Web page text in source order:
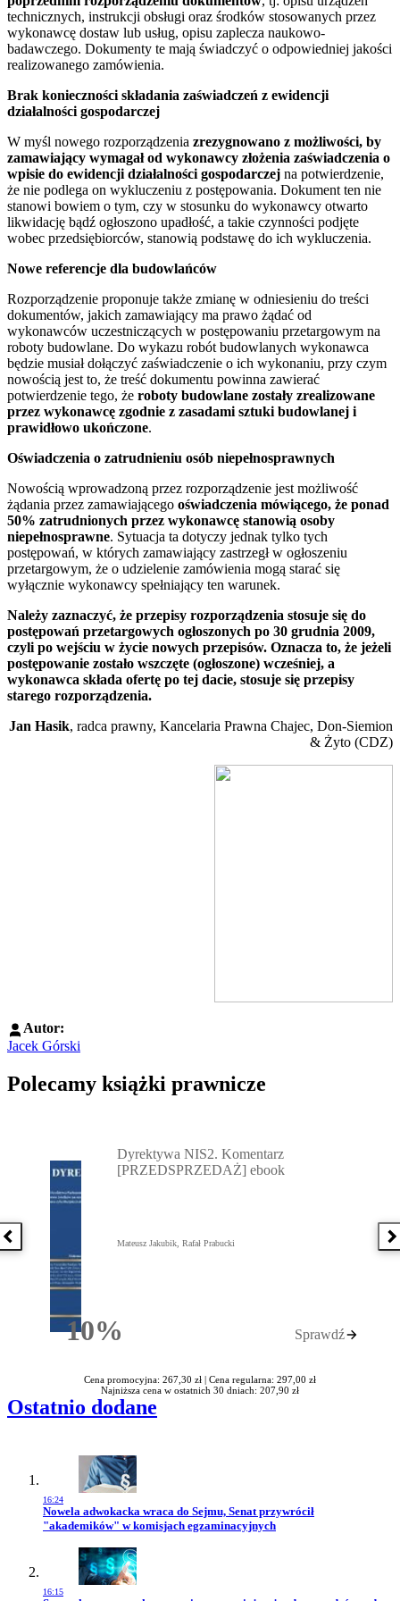
technicznych, instrukcji obsługi oraz środków stosowanych przez
wykonawcę dostaw lub usług, opisu zaplecza naukowo-
badawczego. Dokumenty te mają świadczyć o odpowiedniej jakości
realizowanego zamówienia.
Brak konieczności składania zaświadczeń z ewidencji
działalności gospodarczej
W myśl nowego rozporządzenia zrezygnowano z możliwości, by
zamawiający wymagał od wykonawcy złożenia zaświadczenia o
wpisie do ewidencji działalności gospodarczej na potwierdzenie,
że nie podlega on wykluczeniu z postępowania. Dokument ten nie
stanowi bowiem o tym, czy w stosunku do wykonawcy otwarto
likwidację bądź ogłoszono upadłość, a takie czynności podjęte
wobec przedsiębiorców, stanowią podstawę do ich wykluczenia.
Nowe referencje dla budowlańców
Rozporządzenie proponuje także zmianę w odniesieniu do treści
dokumentów, jakich zamawiający ma prawo żądać od
wykonawców uczestniczących w postępowaniu przetargowym na
roboty budowlane. Do wykazu robót budowlanych wykonawca
będzie musiał dołączyć zaświadczenie o ich wykonaniu, przy czym
nowością jest to, że treść dokumentu powinna zawierać
potwierdzenie tego, że roboty budowlane zostały zrealizowane
przez wykonawcę zgodnie z zasadami sztuki budowlanej i
prawidłowo ukończone.
Oświadczenia o zatrudnieniu osób niepełnosprawnych
Nowością wprowadzoną przez rozporządzenie jest możliwość
żądania przez zamawiającego oświadczenia mówiącego, że ponad
50% zatrudnionych przez wykonawcę stanowią osoby
niepełnosprawne. Sytuacja ta dotyczy jednak tylko tych
postępowań, w których zamawiający zastrzegł w ogłoszeniu
przetargowym, że o udzielenie zamówienia mogą starać się
wyłącznie wykonawcy spełniający ten warunek.
Należy zaznaczyć, że przepisy rozporządzenia stosuje się do
postępowań przetargowych ogłoszonych po 30 grudnia 2009,
czyli po wejściu w życie nowych przepisów. Oznacza to, że jeżeli
postępowanie zostało wszczęte (ogłoszone) wcześniej, a
wykonawca składa ofertę po tej dacie, stosuje się przepisy
starego rozporządzenia.
Jan Hasik, radca prawny, Kancelaria Prawna Chajec, Don-Siemion
& Żyto (CDZ)
Autor:
Jacek Górski
Polecamy książki prawnicze
Poprzednia książka
10%Rabatu
Dyrektywa NIS2. Komentarz
[PRZEDSPRZEDAŻ] ebook
Mateusz Jakubik, Rafał Prabucki
Sprawdź
Cena promocyjna: 267,30 zł | Cena regularna: 297,00 zł
Najniższa cena w ostatnich 30 dniach: 207,90 zł
Ostatnio dodane
16:24
Przejdź do artykułu:
Nowela adwokacka wraca do Sejmu, Senat przywrócił
"akademików" w komisjach egzaminacyjnych
16:15